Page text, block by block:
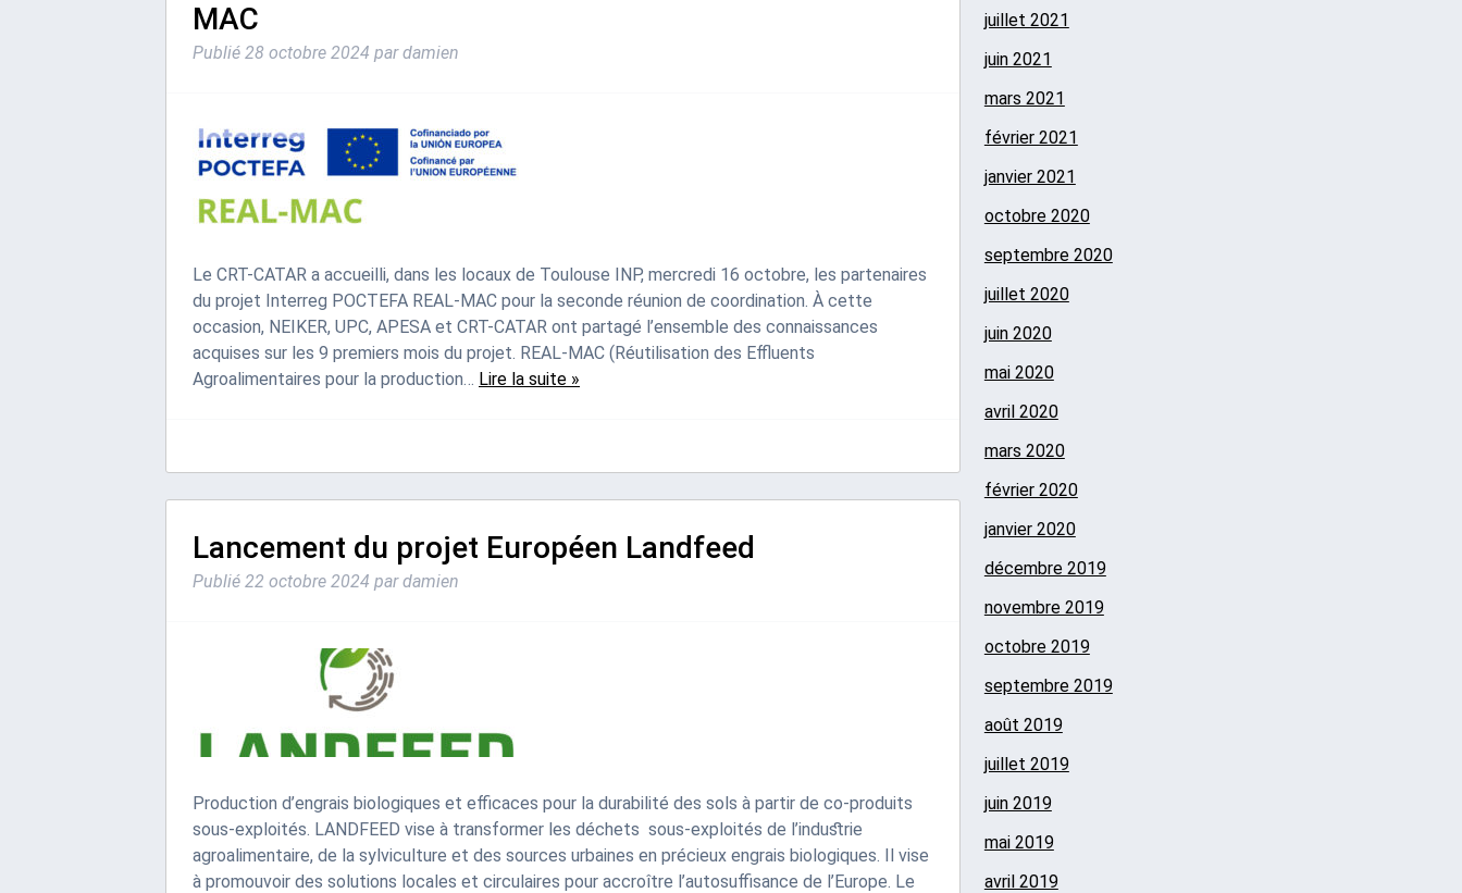
MAC
Publié 28 octobre 2024 par damien
Le CRT-CATAR a accueilli, dans les locaux de Toulouse INP, mercredi 16 octobre, les partenaires
du projet Interreg POCTEFA REAL-MAC pour la seconde réunion de coordination. À cette
occasion, NEIKER, UPC, APESA et CRT-CATAR ont partagé l’ensemble des connaissances
acquises sur les 9 premiers mois du projet. REAL-MAC (Réutilisation des Effluents
Agroalimentaires pour la production… Lire la suite »
Lancement du projet Européen Landfeed
Publié 22 octobre 2024 par damien
Production d’engrais biologiques et efficaces pour la durabilité des sols à partir de co-produits
sous-exploités. LANDFEED vise à transformer les déchets sous-exploités de l’industrie
agroalimentaire, de la sylviculture et des sources urbaines en précieux engrais biologiques. Il vise
à promouvoir des solutions locales et circulaires pour accroître l’autosuffisance de l’Europe. Le
juillet 2021
juin 2021
mars 2021
février 2021
janvier 2021
octobre 2020
septembre 2020
juillet 2020
juin 2020
mai 2020
avril 2020
mars 2020
février 2020
janvier 2020
décembre 2019
novembre 2019
octobre 2019
septembre 2019
août 2019
juillet 2019
juin 2019
mai 2019
avril 2019